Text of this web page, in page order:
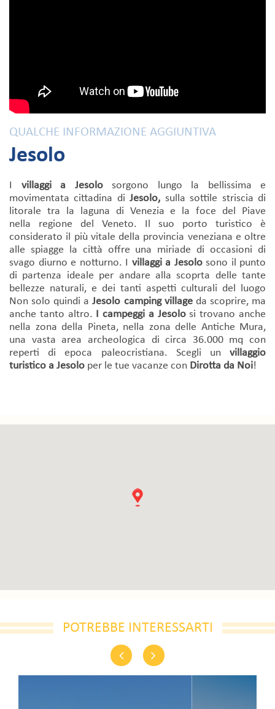
QUALCHE INFORMAZIONE AGGIUNTIVA
Jesolo
I villaggi a Jesolo sorgono lungo la bellissima e
movimentata cittadina diJesolo, sulla sottile striscia di
litorale tra la laguna di Venezia e la foce del Piave
nella regione del Veneto. Il suo porto turistico è
considerato il più vitale della provincia veneziana e oltre
alle spiagge la città offre una miriade di occasioni di
svago diurno e notturno. I villaggi a Jesolosono il punto
di partenza ideale per andare alla scoprta delle tante
bellezze naturali, e dei tanti aspetti culturali del luogo
Non solo quindi aJesolo camping village da scoprire, ma
anche tanto altro. I campeggi a Jesolosi trovano anche
nella zona della Pineta, nella zona delle Antiche Mura,
una vasta area archeologica di circa 36.000 mq con
reperti di epoca paleocristiana. Scegli un villaggio
turistico a Jesolo per le tue vacanze con Dirotta da Noi!
POTREBBE INTERESSARTI
PreviousNext